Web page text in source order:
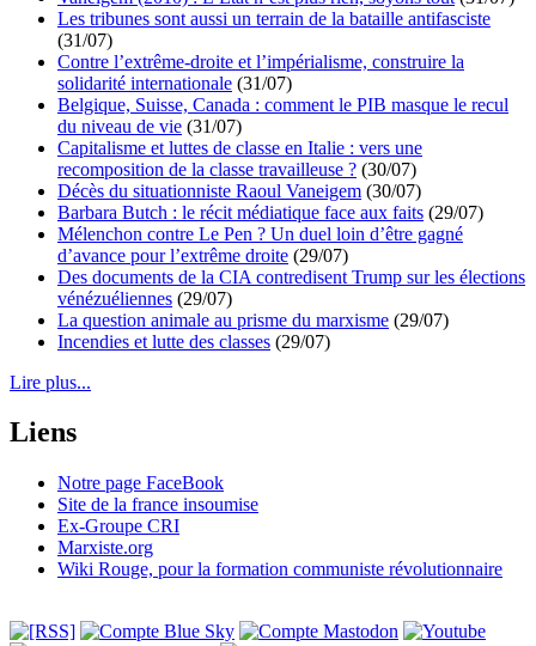
Les tribunes sont aussi un terrain de la bataille antifasciste
(31/07)
Contre l’extrême-droite et l’impérialisme, construire la
solidarité internationale (31/07)
Belgique, Suisse, Canada : comment le PIB masque le recul
du niveau de vie (31/07)
Capitalisme et luttes de classe en Italie : vers une
recomposition de la classe travailleuse ? (30/07)
Décès du situationniste Raoul Vaneigem (30/07)
Barbara Butch : le récit médiatique face aux faits (29/07)
Mélenchon contre Le Pen ? Un duel loin d’être gagné
d’avance pour l’extrême droite (29/07)
Des documents de la CIA contredisent Trump sur les élections
vénézuéliennes (29/07)
La question animale au prisme du marxisme (29/07)
Incendies et lutte des classes (29/07)
Lire plus...
Liens
Notre page FaceBook
Site de la france insoumise
Ex-Groupe CRI
Marxiste.org
Wiki Rouge, pour la formation communiste révolutionnaire